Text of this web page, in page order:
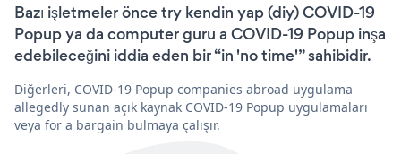
Bazı işletmeler önce try kendin yap (diy) COVID-19
Popup ya da computer guru a COVID-19 Popup inşa
edebileceğini iddia eden bir “in 'no time'” sahibidir.
Diğerleri, COVID-19 Popup companies abroad uygulama
allegedly sunan açık kaynak COVID-19 Popup uygulamaları
veya for a bargain bulmaya çalışır.